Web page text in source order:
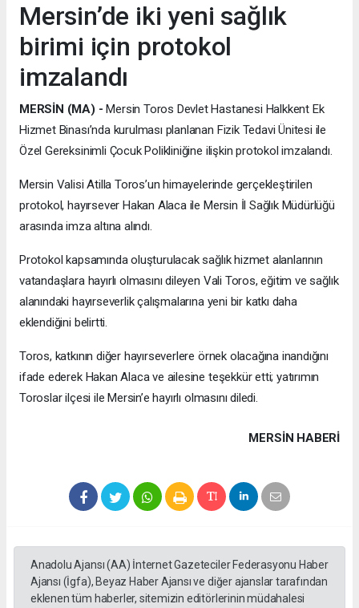
Mersin’de iki yeni sağlık
birimi için protokol
imzalandı
MERSİN (MA) - Mersin Toros Devlet Hastanesi Halkkent Ek
Hizmet Binası’nda kurulması planlanan Fizik Tedavi Ünitesi ile
Özel Gereksinimli Çocuk Polikliniğine ilişkin protokol imzalandı.
Mersin Valisi Atilla Toros’un himayelerinde gerçekleştirilen
protokol, hayırsever Hakan Alaca ile Mersin İl Sağlık Müdürlüğü
arasında imza altına alındı.
Protokol kapsamında oluşturulacak sağlık hizmet alanlarının
vatandaşlara hayırlı olmasını dileyen Vali Toros, eğitim ve sağlık
alanındaki hayırseverlik çalışmalarına yeni bir katkı daha
eklendiğini belirtti.
Toros, katkının diğer hayırseverlere örnek olacağına inandığını
ifade ederek Hakan Alaca ve ailesine teşekkür etti; yatırımın
Toroslar ilçesi ile Mersin’e hayırlı olmasını diledi.
MERSIN HABERİ
Anadolu Ajansı (AA) İnternet Gazeteciler Federasyonu Haber
Ajansı (İgfa), Beyaz Haber Ajansı ve diğer ajanslar tarafından
eklenen tüm haberler, sitemizin editörlerinin müdahalesi